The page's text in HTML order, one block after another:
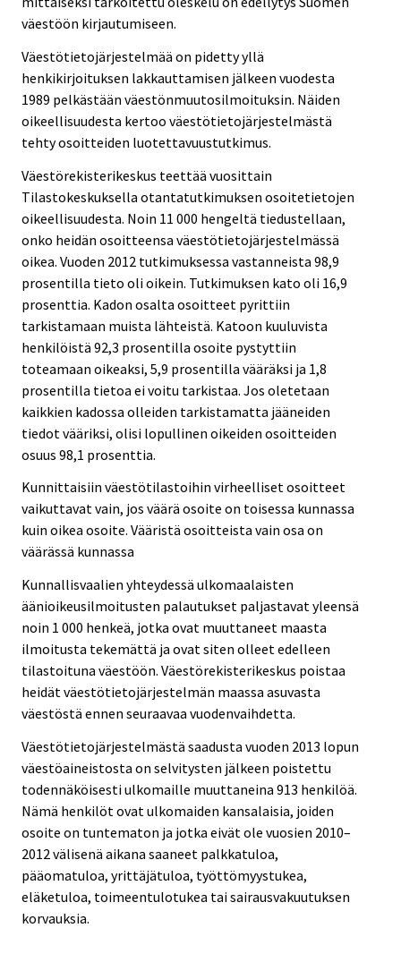
väestöön kirjautumiseen.
Väestötietojärjestelmää on pidetty yllä
henkikirjoituksen lakkauttamisen jälkeen vuodesta
1989 pelkästään väestönmuutosilmoituksin. Näiden
oikeellisuudesta kertoo väestötietojärjestelmästä
tehty osoitteiden luotettavuustutkimus.
Väestörekisterikeskus teettää vuosittain
Tilastokeskuksella otantatutkimuksen osoitetietojen
oikeellisuudesta. Noin 11 000 hengeltä tiedustellaan,
onko heidän osoitteensa väestötietojärjestelmässä
oikea. Vuoden 2012 tutkimuksessa vastanneista 98,9
prosentilla tieto oli oikein. Tutkimuksen kato oli 16,9
prosenttia. Kadon osalta osoitteet pyrittiin
tarkistamaan muista lähteistä. Katoon kuuluvista
henkilöistä 92,3 prosentilla osoite pystyttiin
toteamaan oikeaksi, 5,9 prosentilla vääräksi ja 1,8
prosentilla tietoa ei voitu tarkistaa. Jos oletetaan
kaikkien kadossa olleiden tarkistamatta jääneiden
tiedot vääriksi, olisi lopullinen oikeiden osoitteiden
osuus 98,1 prosenttia.
Kunnittaisiin väestötilastoihin virheelliset osoitteet
vaikuttavat vain, jos väärä osoite on toisessa kunnassa
kuin oikea osoite. Vääristä osoitteista vain osa on
väärässä kunnassa
Kunnallisvaalien yhteydessä ulkomaalaisten
äänioikeusilmoitusten palautukset paljastavat yleensä
noin 1 000 henkeä, jotka ovat muuttaneet maasta
ilmoitusta tekemättä ja ovat siten olleet edelleen
tilastoituna väestöön. Väestörekisterikeskus poistaa
heidät väestötietojärjestelmän maassa asuvasta
väestöstä ennen seuraavaa vuodenvaihdetta.
Väestötietojärjestelmästä saadusta vuoden 2013 lopun
väestöaineistosta on selvitysten jälkeen poistettu
todennäköisesti ulkomaille muuttaneina 913 henkilöä.
Nämä henkilöt ovat ulkomaiden kansalaisia, joiden
osoite on tuntematon ja jotka eivät ole vuosien 2010–
2012 välisenä aikana saaneet palkkatuloa,
pääomatuloa, yrittäjätuloa, työttömyystukea,
eläketuloa, toimeentulotukea tai sairausvakuutuksen
korvauksia.